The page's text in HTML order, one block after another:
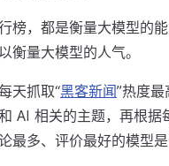
榜，都是衡量大模型的
衡量大模型的人气。
天抓取“黑客新闻”热度
AI 相关的主题，再根据
最多、评价最好的模型是